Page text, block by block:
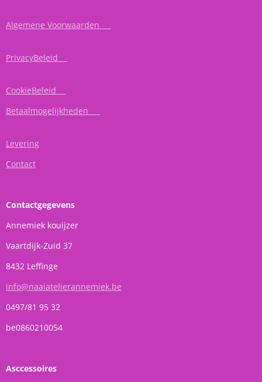
Algemene Voorwaarden
PrivacyBeleid
CookieBeleid
Betaalmogelijkheden
Levering
Contact
Contactgegevens
Annemiek kouijzer
Vaartdijk-Zuid 37
8432 Leffinge
info@naaiatelierannemiek.be
0497/81 95 32
be0860210054
Asccessoires